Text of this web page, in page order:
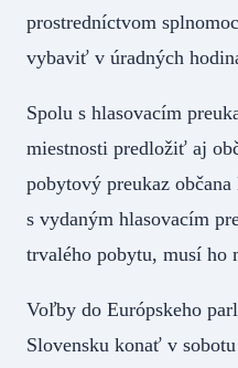
prostredníctvom
vybaviť v úradných
Spolu s hlasovacím
miestnosti predložiť aj
pobytový preukaz
s vydaným hlasovacím
trvalého pobytu, musí
Voľby do Európskeho
Slovensku konať v